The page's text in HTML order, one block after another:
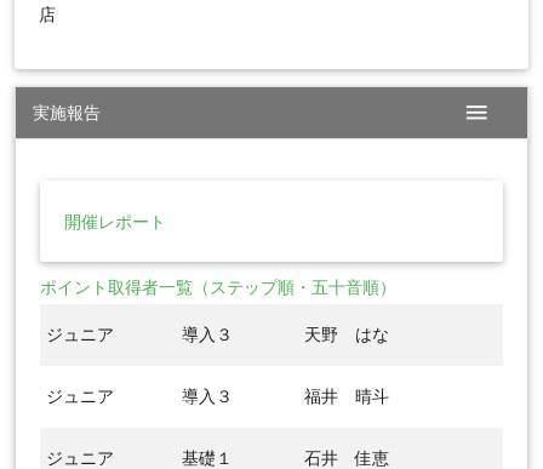
店
実施報告 menu
開催レポート
ポイント取得者一覧（ステップ順・五十音順）
ジュニア 導入３ 天野 はな
ジュニア 導入３ 福井 晴斗
ジュニア 基礎１ 石井 佳恵